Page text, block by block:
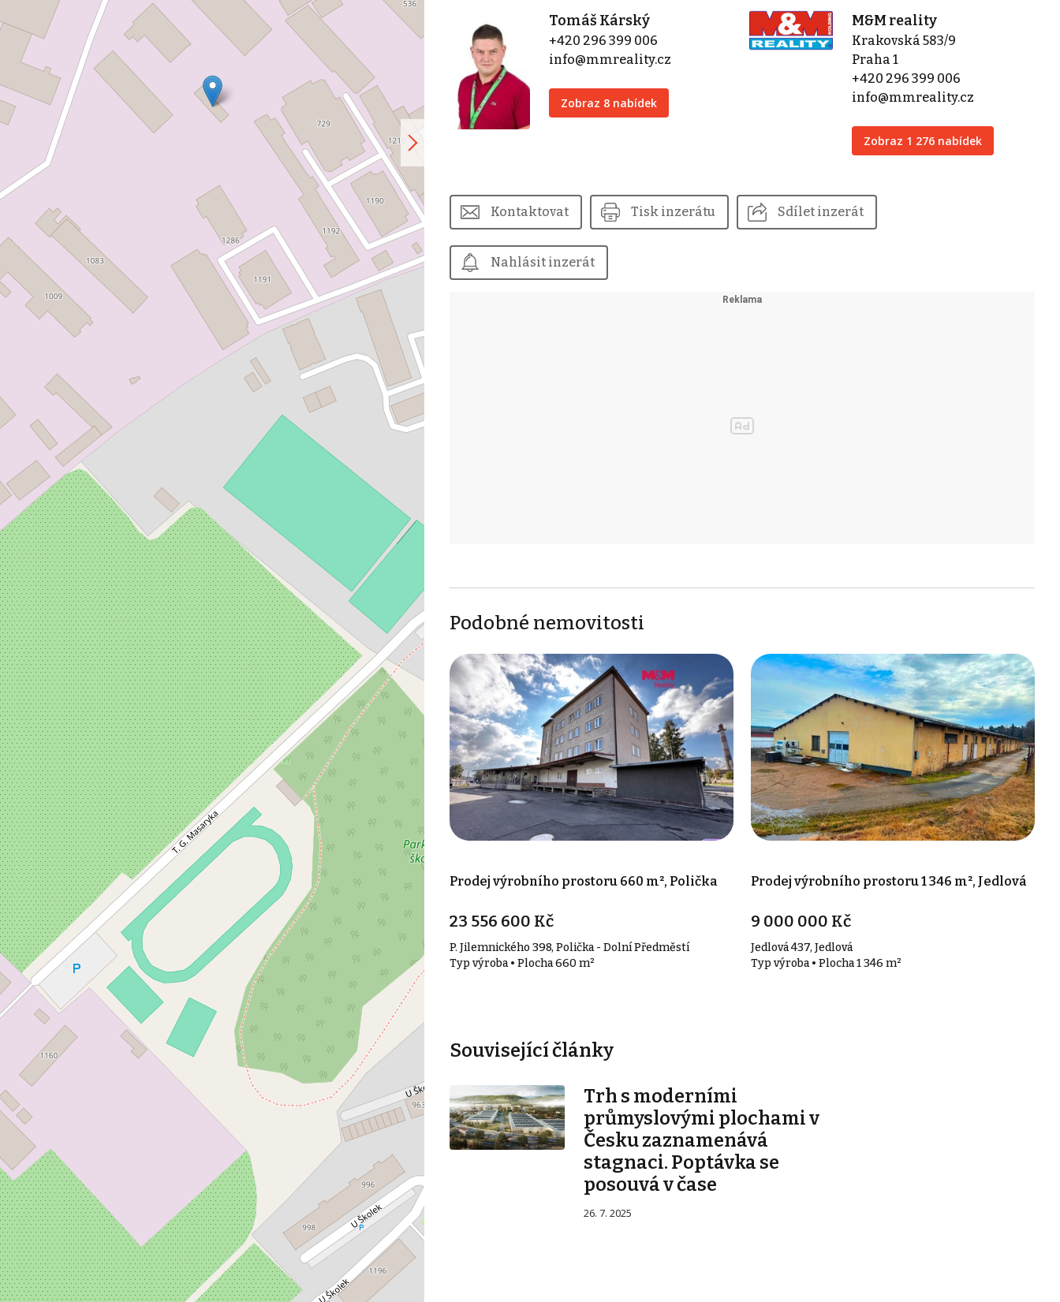
Tomáš Kárský
+420 296 399 006
info@mmreality.cz
Zobraz 8 nabídek
M&M reality
Krakovská 583/9
Praha 1
+420 296 399 006
info@mmreality.cz
Zobraz 1 276 nabídek
Kontaktovat Tisk inzerátu Sdílet inzerát
Nahlásit inzerát
Podobné nemovitosti
Prodej výrobního prostoru 660 m², Polička
23 556 600 Kč
P. Jilemnického 398, Polička - Dolní Předměstí
Typ výroba • Plocha 660 m²
Prodej výrobního prostoru 1 346 m², Jedlová
9 000 000 Kč
Jedlová 437, Jedlová
Typ výroba • Plocha 1 346 m²
Související články
Trh s moderními
průmyslovými plochami v
Česku zaznamenává
stagnaci. Poptávka se
posouvá v čase
26. 7. 2025